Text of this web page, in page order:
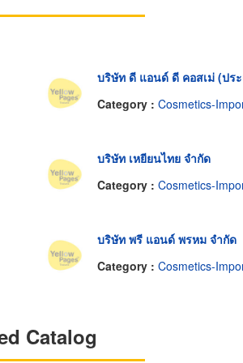
บริษัท ดี แอนด์ ดี คอสเม่ (ปร
Category : Cosmetics-
บริษัท เหยียนไทย จำกัด
Category : Cosmetics-
บริษัท พรี แอนด์ พรหม จำกัด
Category : Cosmetics-
Catalog